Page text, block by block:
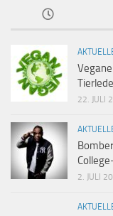
22. JULI
2. JULI